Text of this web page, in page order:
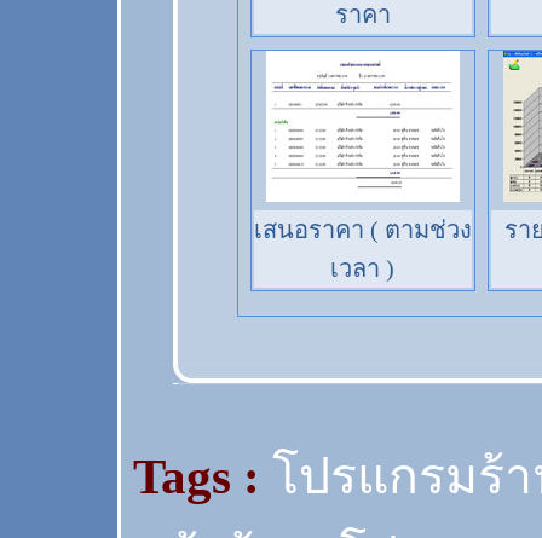
ราคา
เสนอราคา ( ตามช่วง
เวลา )
รา
Tags : โปรแกรมร้